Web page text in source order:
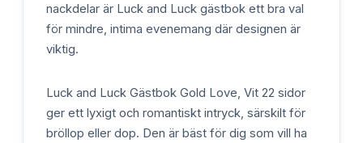
nackdelar är Luck and Luck gästbok ett bra val
för mindre, intima evenemang där designen är
viktig.
Luck and Luck Gästbok Gold Love, Vit 22 sidor
ger ett lyxigt och romantiskt intryck, särskilt för
bröllop eller dop. Den är bäst för dig som vill ha